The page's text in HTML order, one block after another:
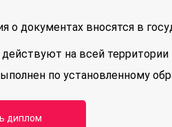
о документах вносятся в
на всей
по установленному
диплом